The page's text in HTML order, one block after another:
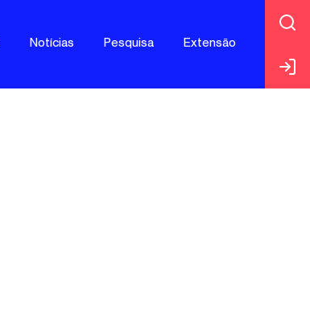
Notícias Pesquisa Extensão